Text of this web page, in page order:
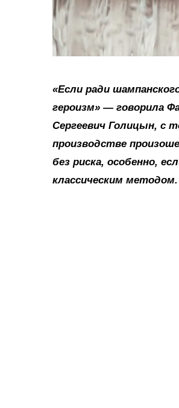
«Если ради
героизм» — говорила
Сергеевич Голицын, с
производстве
без риска, особенно,
классическим методом.